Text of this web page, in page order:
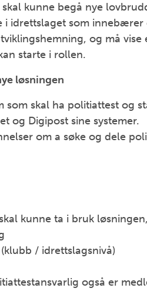
kunne begå nye
i idrettslaget som
og må
starte i rollen.
løsningen
som skal ha politiattest og
og Digipost sine systemer.
om a søke og dele
kunne ta i bruk
/ idrettslagsnivå)
også er